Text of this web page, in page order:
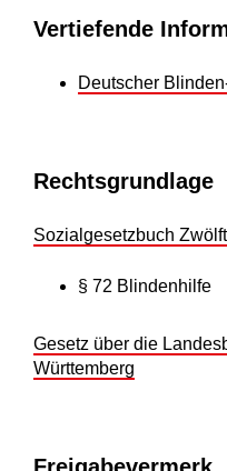
Vertiefende
Deutscher
Rechtsgrundlage
Sozialgesetzbuch
§ 72 Blindenhilfe
Gesetz über die
Württemberg